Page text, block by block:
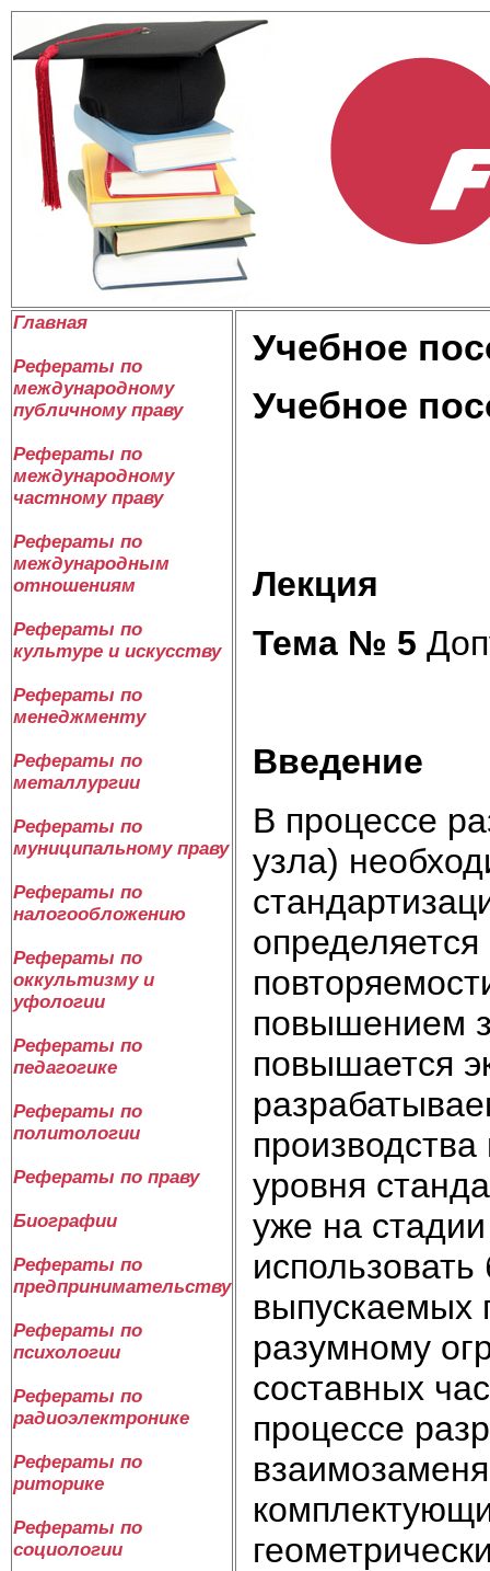
Главная
Рефераты по
международному
публичному праву
Рефераты по
международному
частному праву
Рефераты по
международным
отношениям
Рефераты по
культуре и искусству
Рефераты по
менеджменту
Рефераты по
металлургии
Рефераты по
муниципальному праву
Рефераты по
налогообложению
Рефераты по
оккультизму и
уфологии
Рефераты по
педагогике
Рефераты по
политологии
Рефераты по праву
Биографии
Рефераты по
предпринимательству
Рефераты по
психологии
Рефераты по
радиоэлектронике
Рефераты по
риторике
Рефераты по
социологии
Учебное
Учебное
Лекция
Тема № 5
Введение
В процессе
узла)
повышением
повышается
уровня
уже на
выпускаемых
разумному
составных
процессе